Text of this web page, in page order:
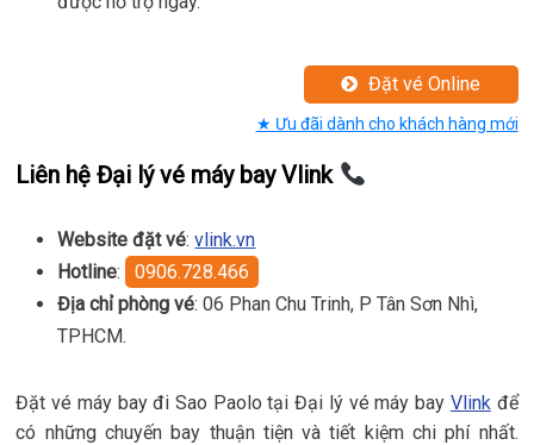
Đặt vé Online
★ Ưu đãi dành cho khách hàng mới
Liên hệ Đại lý vé máy bay Vlink
Website đặt vé:vlink.vn
Hotline:
0906.728.466
Địa chỉ phòng vé: 06 Phan Chu Trinh, P Tân Sơn Nhì,
TPHCM.
Đặt vé máy bay đi Sao Paolo tại Đại lý vé máy bay Vlink để
có những chuyến bay thuận tiện và tiết kiệm chi phí nhất.